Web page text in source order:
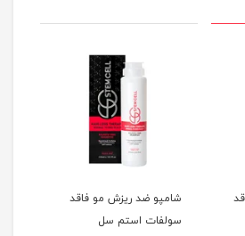
شامپو ضد ریزش مو فاقد
سولفات استم سل